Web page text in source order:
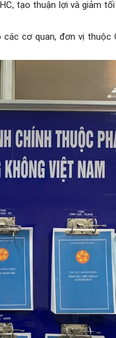
tạo thuận lợi và giảm
cơ quan, đơn vị